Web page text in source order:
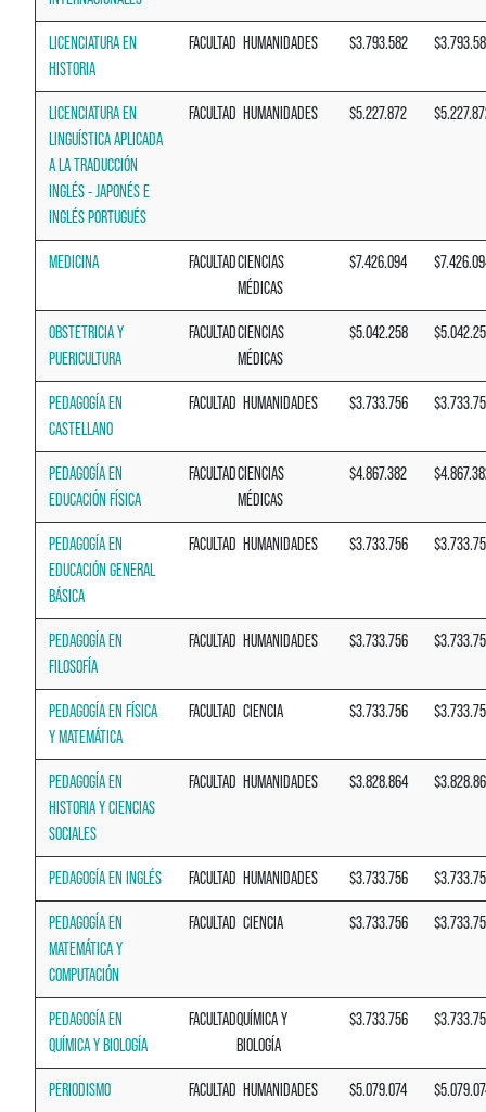
LICENCIATURA EN
HISTORIA
FACULTAD HUMANIDADES $3.793.582
LICENCIATURA EN
LINGUÍSTICA APLICADA
A LA TRADUCCIÓN
INGLÉS - JAPONÉS E
INGLÉS PORTUGUÉS
FACULTAD HUMANIDADES $5.227.872
MEDICINA FACULTADCIENCIAS
MÉDICAS
$7.426.094
OBSTETRICIA Y
PUERICULTURA
FACULTADCIENCIAS
MÉDICAS
$5.042.258
PEDAGOGÍA EN
CASTELLANO
FACULTAD HUMANIDADES $3.733.756
PEDAGOGÍA EN
EDUCACIÓN FÍSICA
FACULTADCIENCIAS
MÉDICAS
$4.867.382
PEDAGOGÍA EN
EDUCACIÓN GENERAL
BÁSICA
FACULTAD HUMANIDADES $3.733.756
PEDAGOGÍA EN
FILOSOFÍA
FACULTAD HUMANIDADES $3.733.756
PEDAGOGÍA EN FÍSICA
Y MATEMÁTICA
FACULTAD CIENCIA $3.733.756
PEDAGOGÍA EN
HISTORIA Y CIENCIAS
SOCIALES
FACULTAD HUMANIDADES $3.828.864
PEDAGOGÍA EN INGLÉS FACULTAD HUMANIDADES $3.733.756
PEDAGOGÍA EN
MATEMÁTICA Y
COMPUTACIÓN
FACULTAD CIENCIA $3.733.756
PEDAGOGÍA EN
QUÍMICA Y BIOLOGÍA
FACULTADQUÍMICA Y
BIOLOGÍA
$3.733.756
PERIODISMO FACULTAD HUMANIDADES $5.079.074